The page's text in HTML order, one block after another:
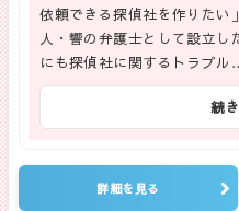
依頼できる探偵社を作りたい
人・響の弁護士として設立
にも探偵社に関するトラブル
続
詳細を見る